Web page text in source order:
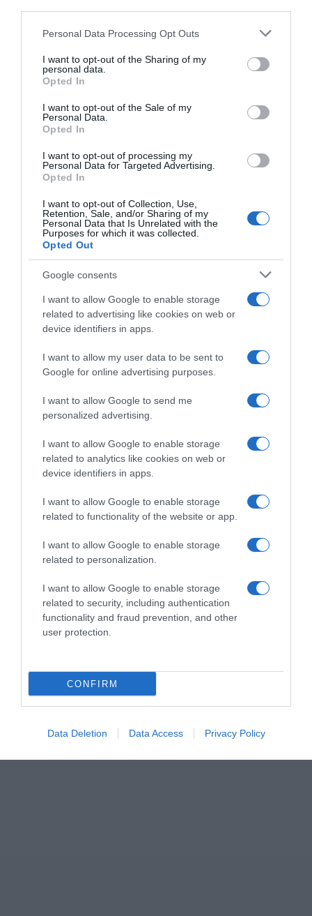
Please note that this website/app uses one or more Google
not limited to your visit or usage behaviour. You may click to
grant or deny consent to Google and its third-party tags to
use your data for below specified purposes in below Google
consent section.
Personal Data Processing Opt Outs
I want to opt-out of the Sharing of my
personal data.
Opted In
I want to opt-out of the Sale of my
Personal Data.
Opted In
I want to opt-out of processing my
Personal Data for Targeted Advertising.
Opted In
I want to opt-out of Collection, Use,
Retention, Sale, and/or Sharing of my
Personal Data that Is Unrelated with the
Purposes for which it was collected.
Opted Out
Google consents
I want to allow Google to enable storage
related to advertising like cookies on web or
device identifiers in apps.
I want to allow my user data to be sent to
Google for online advertising purposes.
I want to allow Google to send me
personalized advertising.
I want to allow Google to enable storage
related to analytics like cookies on web or
device identifiers in apps.
I want to allow Google to enable storage
related to functionality of the website or app.
I want to allow Google to enable storage
related to personalization.
I want to allow Google to enable storage
related to security, including authentication
functionality and fraud prevention, and other
user protection.
CONFIRM
Data Deletion Data Access Privacy Policy
αντίθετο ρεύμα – Προσπάθησα να το
αποφύγω, αλλά δεν πρόλαβα” λέει ο
οδηγός του φορτηγού
Χειροπέδες σε 12 οπαδούς κατά τη
ΤΣΣΚΑ 1948 στο ΟΑΚΑ
ο εκτελεστής της Greek Mafia που
συνελήφθη στη Γερμανία – Για ποιες
δολοφονίες κατηγορείται
Google News
και μάθετε πρώτοι όλες τις ειδήσεις
ΠΑΟΚ
ΣΧΟΛΙΑ